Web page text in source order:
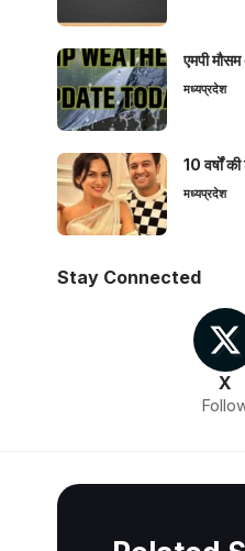
एमपी
मध्यप्रदेश
10 वर्षों
मध्यप्रदेश
Stay Connected
X